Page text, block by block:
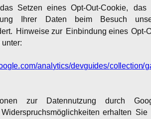
das Setzen eines Opt-Out-Cookie,
das
Ihrer Daten beim Besuch
Hinweise zur Einbindung eines Opt-
og le.com/ana lytics/devguides/col lection/g
zur Datennutzung durch
Widerspruchsmöglichkeiten erhalten Sie